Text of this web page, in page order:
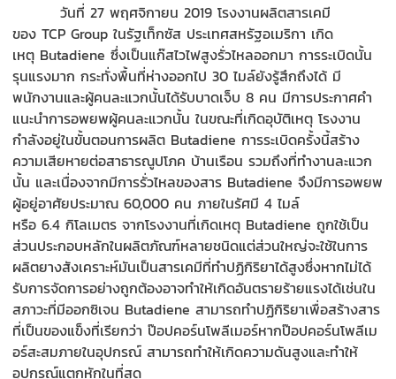
วันที่27 พฤศจิกายน2019 โรงงานผลิตสารเคมี
ของTCP Groupในรัฐเท็กซัส ประเทศสหรัฐอเมริกา เกิด
เหตุ Butadieneซึ่งเป็นแก๊สไวไฟสูงรั่วไหลออกมา การระเบิดนั้น
รุนแรงมาก กระทั่งพื้นที่ห่างออกไป30 ไมล์ยังรู้สึกถึงได้ มี
พนักงานและผู้คนละแวกนั้นได้รับบาดเจ็บ8 คน มีการประกาศคำ
แนะนำการอพยพผู้คนละแวกนั้น ในขณะที่เกิดอุบัติเหตุ โรงงาน
กำลังอยู่ในขั้นตอนการผลิต Butadieneการระเบิดครั้งนี้สร้าง
ความเสียหายต่อสาธารณปโภค บ้านเรือน รวมถึงที่ทำงานละแวก
นั้น และเนื่องจากมีการรั่วไหลของสาร Butadieneจึงมีการอพยพ
ผู้อยู่อาศัยประมาณ60,000 คน ภายในรัศมี4 ไมล์
หรือ6.4 กิโลเมตร จากโรงงานที่เกิดเหตุ Butadieneถูกใช้เป็น
ส่วนประกอบหลักในผลิตภัณฑ์หลายชนิดแต่ส่วนใหญ่จะใช้ในการ
ผลิตยางสังเคราะห์มันเป็นสารเคมีที่ทำปฏิกิริยาได้สูงซึ่งหากไม่ได้
รับการจัดการอย่างถูกต้องอาจทำให้เกิดอันตรายร้ายแรงได้เช่นใน
สภาวะที่มีออกซิเจน Butadieneสามารถทำปฏิกิริยาเพื่อสร้างสาร
ที่เป็นของแข็งที่เรียกว่า ป๊อปคอร์นโพลีเมอร์หากป๊อปคอร์นโพลีเม
อร์สะสมภายในอุปกรณ์ สามารถทำให้เกิดความดันสูงและทำให้
อุปกรณ์แตกหักในที่สุด